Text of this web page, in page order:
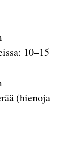
10–15
(hienoja